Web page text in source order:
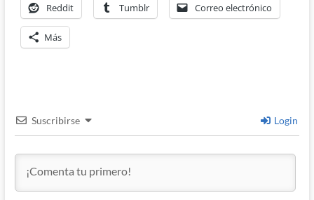
Reddit Tumblr Correo electrónico
Más
Suscribirse Login